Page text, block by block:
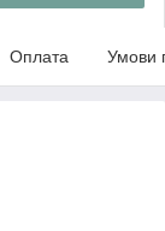
Оплата Умови